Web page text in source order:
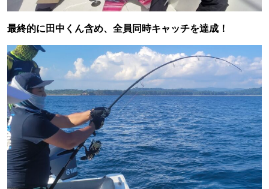
最終的に田中くん含め、全員同時キャッチを達成！